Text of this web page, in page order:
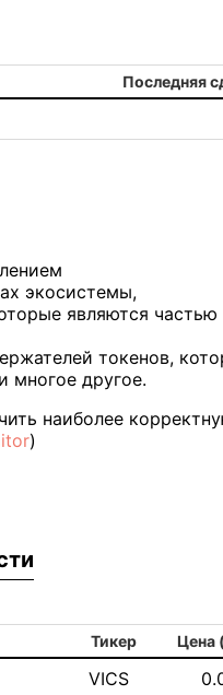
Последняя
экосистемы,
являются частью
токенов,
многое другое.
наиболее
)
Тикер Цена
VICS